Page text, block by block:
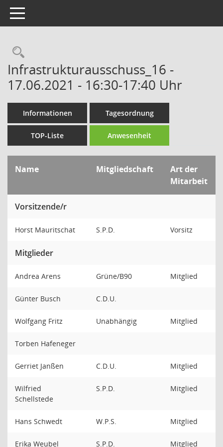
Toggle navigation
Rechercheauswahl
Infrastrukturausschuss_16 -
17.06.2021 - 16:30-17:40 Uhr
Informationen Tagesordnung
TOP-Liste Anwesenheit
Name Mitgliedschaft
Art der
Mitarbeit
Vorsitzende/r
Horst Mauritschat S.P.D. Vorsitz
Mitglieder
Andrea Arens Grüne/B90 Mitglied
Günter Busch C.D.U.
Wolfgang Fritz Unabhängig Mitglied
Torben Hafeneger
Gerriet Janßen C.D.U. Mitglied
Wilfried
Schellstede
S.P.D. Mitglied
Hans Schwedt W.P.S. Mitglied
Erika Weubel S.P.D. Mitglied